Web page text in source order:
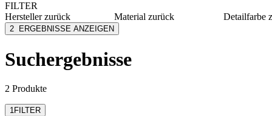
FILTER
Herstellerzurück
MESSERLE
Material zurück
Detailfarbe
2 ERGEBNISSE ANZEIGEN
Suchergebnisse
2 Produkte
1FILTER